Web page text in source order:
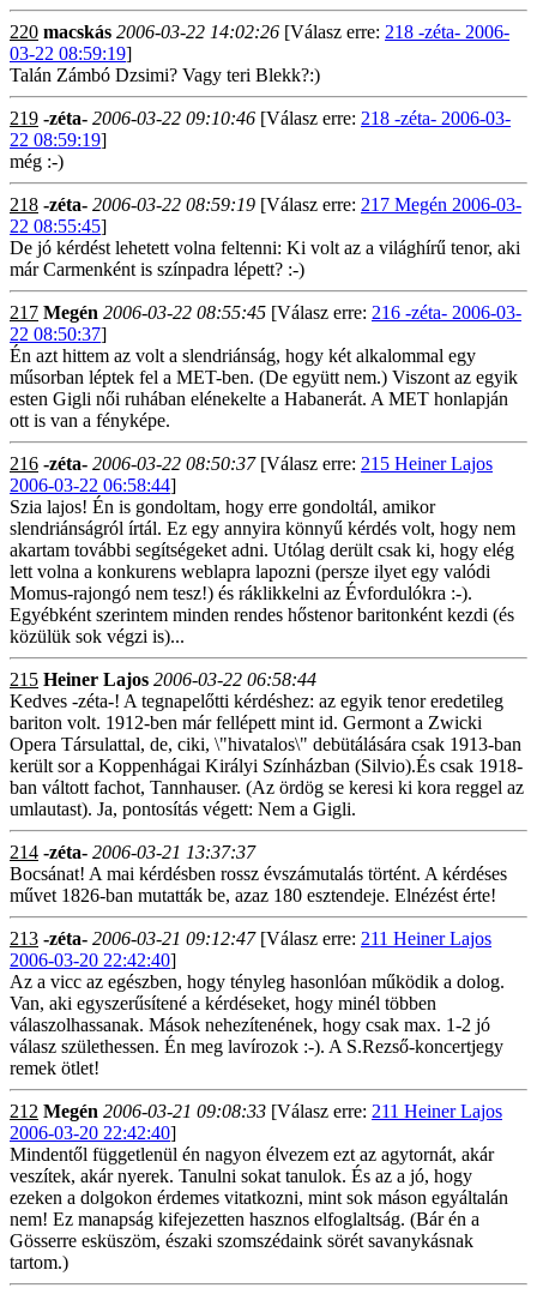
220 macskás 2006-03-22 14:02:26 [Válasz erre: 218 -zéta- 2006-
03-22 08:59:19]
Talán Zámbó Dzsimi? Vagy teri Blekk?:)
219 -zéta- 2006-03-22 09:10:46 [Válasz erre: 218 -zéta- 2006-03-
22 08:59:19]
még :-)
218 -zéta- 2006-03-22 08:59:19 [Válasz erre: 217 Megén 2006-03-
22 08:55:45]
De jó kérdést lehetett volna feltenni: Ki volt az a világhírű tenor, aki
már Carmenként is színpadra lépett? :-)
217 Megén 2006-03-22 08:55:45 [Válasz erre: 216 -zéta- 2006-03-
22 08:50:37]
Én azt hittem az volt a slendriánság, hogy két alkalommal egy
műsorban léptek fel a MET-ben. (De együtt nem.) Viszont az egyik
esten Gigli női ruhában elénekelte a Habanerát. A MET honlapján
ott is van a fényképe.
216 -zéta- 2006-03-22 08:50:37[Válasz erre: 215 Heiner Lajos
2006-03-22 06:58:44]
Szia lajos! Én is gondoltam, hogy erre gondoltál, amikor
slendriánságról írtál. Ez egy annyira könnyű kérdés volt, hogy nem
akartam további segítségeket adni. Utólag derült csak ki, hogy elég
lett volna a konkurens weblapra lapozni (persze ilyet egy valódi
Momus-rajongó nem tesz!) és ráklikkelni az Évfordulókra :-).
Egyébként szerintem minden rendes hőstenor baritonként kezdi (és
közülük sok végzi is)...
215 Heiner Lajos 2006-03-22 06:58:44
Kedves -zéta-! A tegnapelőtti kérdéshez: az egyik tenor eredetileg
bariton volt. 1912-ben már fellépett mint id. Germont a Zwicki
Opera Társulattal, de, ciki, \"hivatalos\" debütálására csak 1913-ban
került sor a Koppenhágai Királyi Színházban (Silvio).És csak 1918-
ban váltott fachot, Tannhauser. (Az ördög se keresi ki kora reggel az
umlautast). Ja, pontosítás végett: Nem a Gigli.
214 -zéta- 2006-03-21 13:37:37
Bocsánat! A mai kérdésben rossz évszámutalás történt. A kérdéses
művet 1826-ban mutatták be, azaz 180 esztendeje. Elnézést érte!
213 -zéta- 2006-03-21 09:12:47[Válasz erre: 211 Heiner Lajos
2006-03-20 22:42:40]
Az a vicc az egészben, hogy tényleg hasonlóan működik a dolog.
Van, aki egyszerűsítené a kérdéseket, hogy minél többen
válaszolhassanak. Mások nehezítenének, hogy csak max. 1-2 jó
válasz születhessen. Én meg lavírozok :-). A S.Rezső-koncertjegy
remek ötlet!
212 Megén 2006-03-21 09:08:33 [Válasz erre: 211 Heiner Lajos
2006-03-20 22:42:40]
Mindentől függetlenül én nagyon élvezem ezt az agytornát, akár
veszítek, akár nyerek. Tanulni sokat tanulok. És az a jó, hogy
ezeken a dolgokon érdemes vitatkozni, mint sok máson egyáltalán
nem! Ez manapság kifejezetten hasznos elfoglaltság. (Bár én a
Gösserre esküszöm, északi szomszédaink sörét savanykásnak
tartom.)